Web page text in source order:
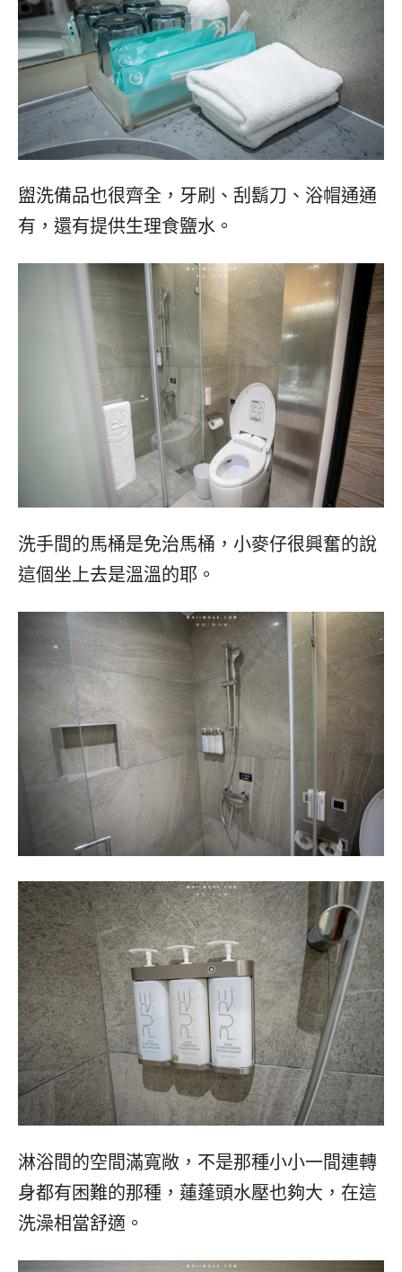
盥洗備品也很齊全，牙刷、刮鬍刀、浴帽通通
有，還有提供生理食鹽水。
洗手間的馬桶是免治馬桶，小麥仔很興奮的說
這個坐上去是溫溫的耶。
淋浴間的空間滿寬敞，不是那種小小一間連轉
身都有困難的那種，蓮蓬頭水壓也夠大，在這
洗澡相當舒適。